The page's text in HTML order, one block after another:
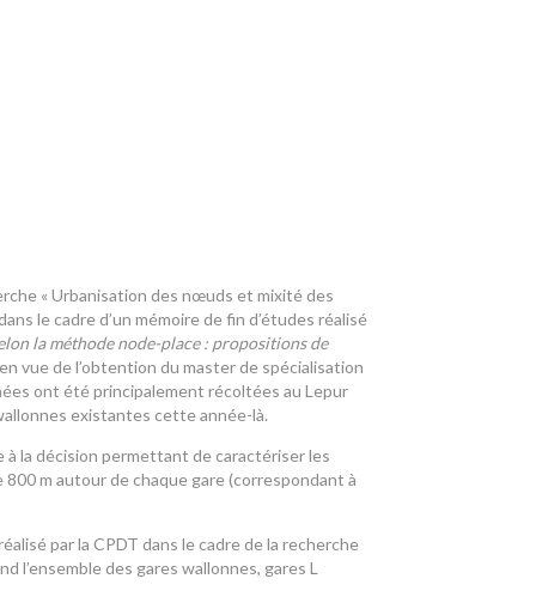
« Urbanisation des nœuds et mixité des
le cadre d’un mémoire de fin d’études réalisé
la méthode node-place : propositions de
en vue de l’obtention du master de spécialisation
ont été principalement récoltées au Lepur
existantes cette année-là.
à la décision permettant de caractériser les
m autour de chaque gare (correspondant à
par la CPDT dans le cadre de la recherche
l’ensemble des gares wallonnes, gares L